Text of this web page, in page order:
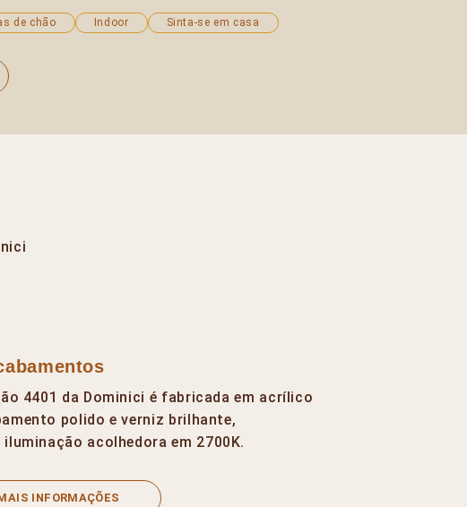
de chão Indoor Sinta-se em casa
4401 da Dominici é fabricada em acrílico
polido e verniz brilhante,
acolhedora em 2700K.
INFORMAÇÕES